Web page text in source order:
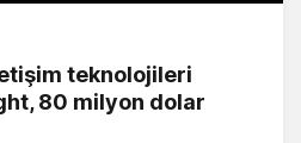
teknolojileri
80 milyon dolar